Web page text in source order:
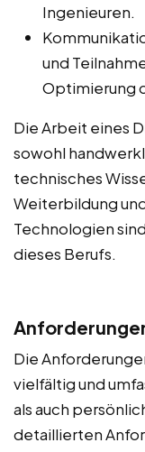
Ingenieuren.
und
Optimierung
Die Arbeit eines
sowohl
technisches
Weiterbildung
Technologien
dieses Berufs.
Die
vielfältig und
als auch
detaillierten